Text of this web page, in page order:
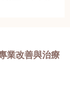
業改善與治療